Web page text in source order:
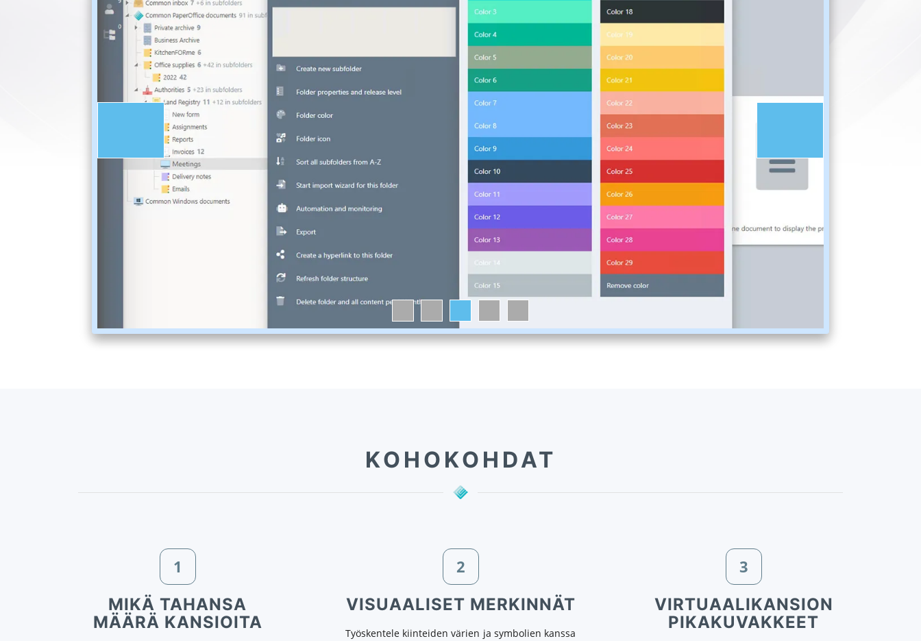
KOHOKOHDAT
1
MIKÄ TAHANSA
MÄÄRÄ KANSIOITA
2
VISUAALISET MERKINNÄT
Työskentele kiinteiden värien ja symbolien kanssa
3
VIRTUAALIKANSION
PIKAKUVAKKEET